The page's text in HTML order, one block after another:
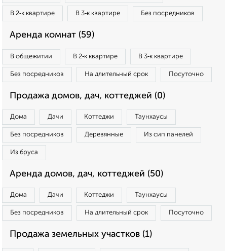
В 2‑к квартире В 3‑к квартире Без посредников
Аренда комнат (59)
В общежитии В 2‑к квартире В 3‑к квартире
Без посредников На длительный срок Посуточно
Продажа домов, дач, коттеджей (0)
Дома Дачи Коттеджи Таунхаусы
Без посредников Деревянные Из сип панелей
Из бруса
Аренда домов, дач, коттеджей (50)
Дома Дачи Коттеджи Таунхаусы
Без посредников На длительный срок Посуточно
Продажа земельных участков (1)